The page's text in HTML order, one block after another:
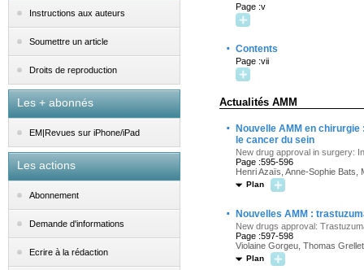
Instructions aux auteurs
Soumettre un article
Droits de reproduction
Les + abonnés
EM|Revues sur iPhone/iPad
Les actions
Abonnement
Demande d'informations
Ecrire à la rédaction
Page :v
· Contents
Page :vii
Actualités AMM
·
Nouvelle AMM en
le cancer du sein
New drug approval in surgery:
Page :595-596
Henri Azaïs, Anne-Sophie Bats,
Plan
· Nouvelles AMM :
New drugs approval:
Page :597-598
Violaine Gorgeu, Thomas
Plan